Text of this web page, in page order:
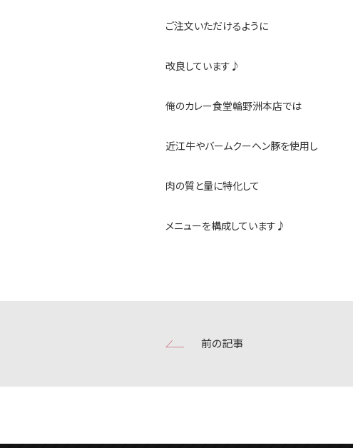
ご注文いただけるように
改良しています♪
俺のカレー食堂輪野洲本店では
近江牛やバームクーヘン豚を使用し
肉の質と量に特化して
メニューを構成しています♪
前の記事